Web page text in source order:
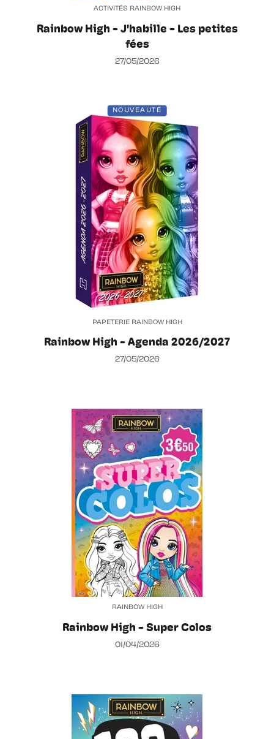
ACTIVITÉS RAINBOW HIGH
Rainbow High - J'habille - Les petites
fées
27/05/2026
NOUVEAUTÉ
PAPETERIE RAINBOW HIGH
Rainbow High - Agenda 2026/2027
27/05/2026
RAINBOW HIGH
Rainbow High - Super Colos
01/04/2026